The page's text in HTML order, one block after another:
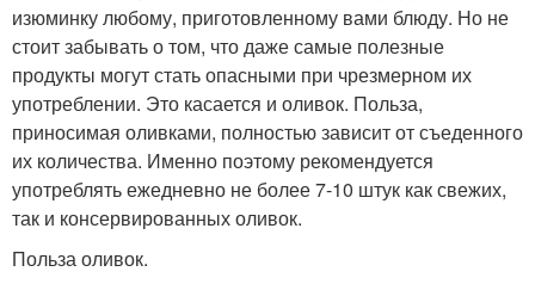
изюминку любому, приготовленному вами блюду. Но не
стоит забывать о том, что даже самые полезные
продукты могут стать опасными при чрезмерном их
употреблении. Это касается и оливок. Польза,
приносимая оливками, полностью зависит от съеденного
их количества. Именно поэтому рекомендуется
употреблять ежедневно не более 7-10 штук как свежих,
так и консервированных оливок.
Польза оливок.